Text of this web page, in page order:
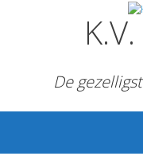
De